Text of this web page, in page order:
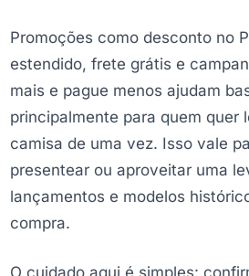
Promoções como desconto no
estendido, frete grátis e
mais e pague menos ajudam
principalmente para quem quer
camisa de uma vez. Isso vale
presentear ou aproveitar uma
lançamentos e modelos
compra.
O cuidado aqui é simples: